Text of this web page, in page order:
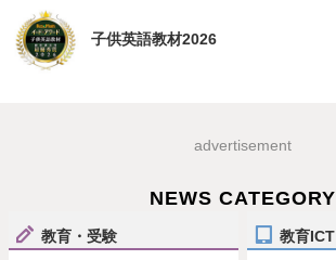
子供英語教材2026
advertisement
NEWS CATEGORY
教育・受験 教育ICT